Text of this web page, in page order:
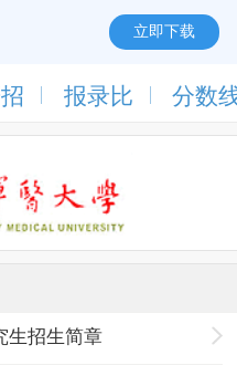
立即下载
报录比 分数
生招生简章